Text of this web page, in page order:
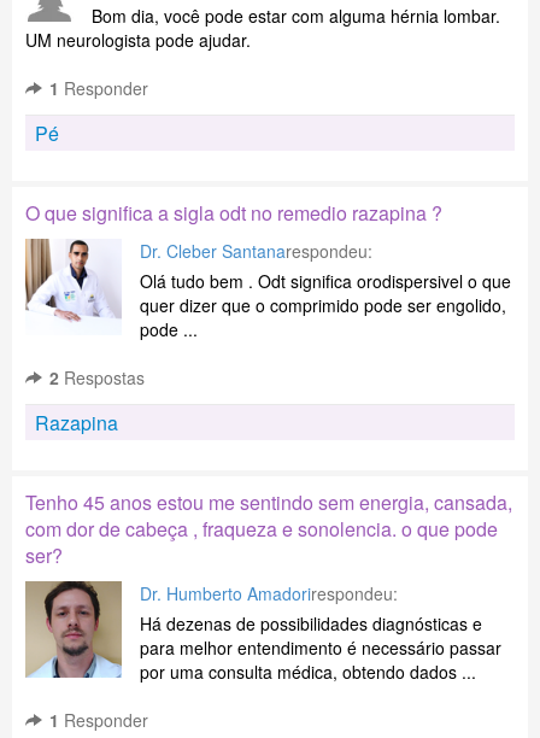
Bom dia, você pode estar com alguma hérnia lombar.
UM neurologista pode ajudar.
1 Responder
Pé
O que significa a sigla odt no remedio razapina ?
Dr. Cleber Santanarespondeu:
Olá tudo bem . Odt significa orodispersivel o que
quer dizer que o comprimido pode ser engolido,
pode ...
2 Respostas
Razapina
Tenho 45 anos estou me sentindo sem energia, cansada,
com dor de cabeça , fraqueza e sonolencia. o que pode
ser?
Dr. Humberto Amadorirespondeu:
Há dezenas de possibilidades diagnósticas e
para melhor entendimento é necessário passar
por uma consulta médica, obtendo dados ...
1 Responder